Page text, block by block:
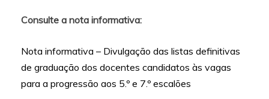
Consulte a nota informativa:
Nota informativa – Divulgação das listas definitivas
de graduação dos docentes candidatos às vagas
para a progressão aos 5.º e 7.º escalões